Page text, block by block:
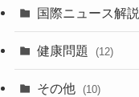
国際ニュース解説
健康問題 (12)
その他 (10)